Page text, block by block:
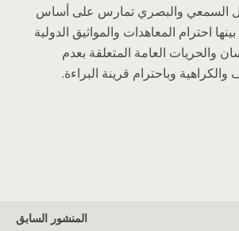
السمعي والبصري تمارس على أساس
احترام المعاهدات والمواثيق الدولية
والحريات العامة المتعلقة بعدم
وباحترام قرينة البراءة.
المنشور السابق